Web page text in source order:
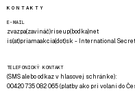
KONTAKTY
E-MAIL
zvazpa(zavináč)riseup(bodka)net
is(at)priamaakcia(dot)sk - International
TELEFONICKÝ KONTAKT
(SMS alebo odkaz v hlasovej schránke):
00420 735 082 065 (platby ako pri volaní do